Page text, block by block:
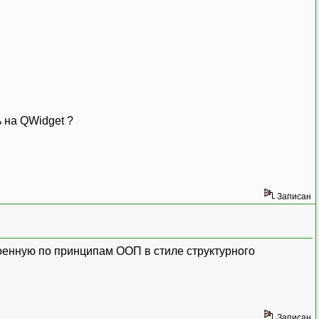
на QWidget ?
Записан
по принципам ООП в стиле структурного